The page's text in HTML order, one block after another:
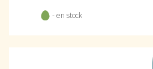
- en stock